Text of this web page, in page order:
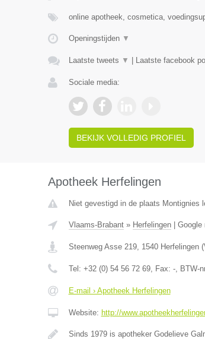
online apotheek, cosmetica,
Openingstijden ▼
Laatste tweets ▼ Laatste facebook
Sociale media:
BEKIJK VOLLEDIG PROFIEL
Apotheek Herfelingen
Niet gevestigd in de plaats Montignies
Vlaams-Brabant» Herfelingen| Google
Steenweg Asse 219, 1540 Herfelingen(
Tel: +32 (0) 54 56 72 69, Fax: -, BTW-
E-mail › Apotheek Herfelingen
Website: http://
Sinds 1979 is apotheker Godelieve